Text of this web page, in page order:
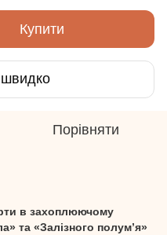
Купити
Порівняти
в захоплюючому
та «Залізного полум’я»